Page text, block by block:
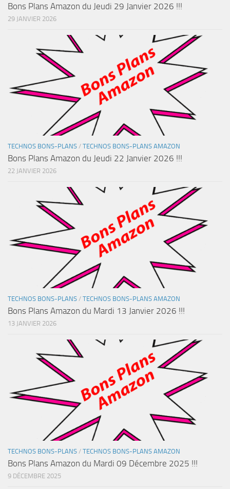
Bons Plans Amazon du Jeudi 29 Janvier 2026 !!!
29 JANVIER 2026
TECHNOS BONS-PLANS / TECHNOS BONS-PLANS AMAZON
Bons Plans Amazon du Jeudi 22 Janvier 2026 !!!
22 JANVIER 2026
TECHNOS BONS-PLANS / TECHNOS BONS-PLANS AMAZON
Bons Plans Amazon du Mardi 13 Janvier 2026 !!!
13 JANVIER 2026
TECHNOS BONS-PLANS / TECHNOS BONS-PLANS AMAZON
Bons Plans Amazon du Mardi 09 Décembre 2025 !!!
9 DÉCEMBRE 2025